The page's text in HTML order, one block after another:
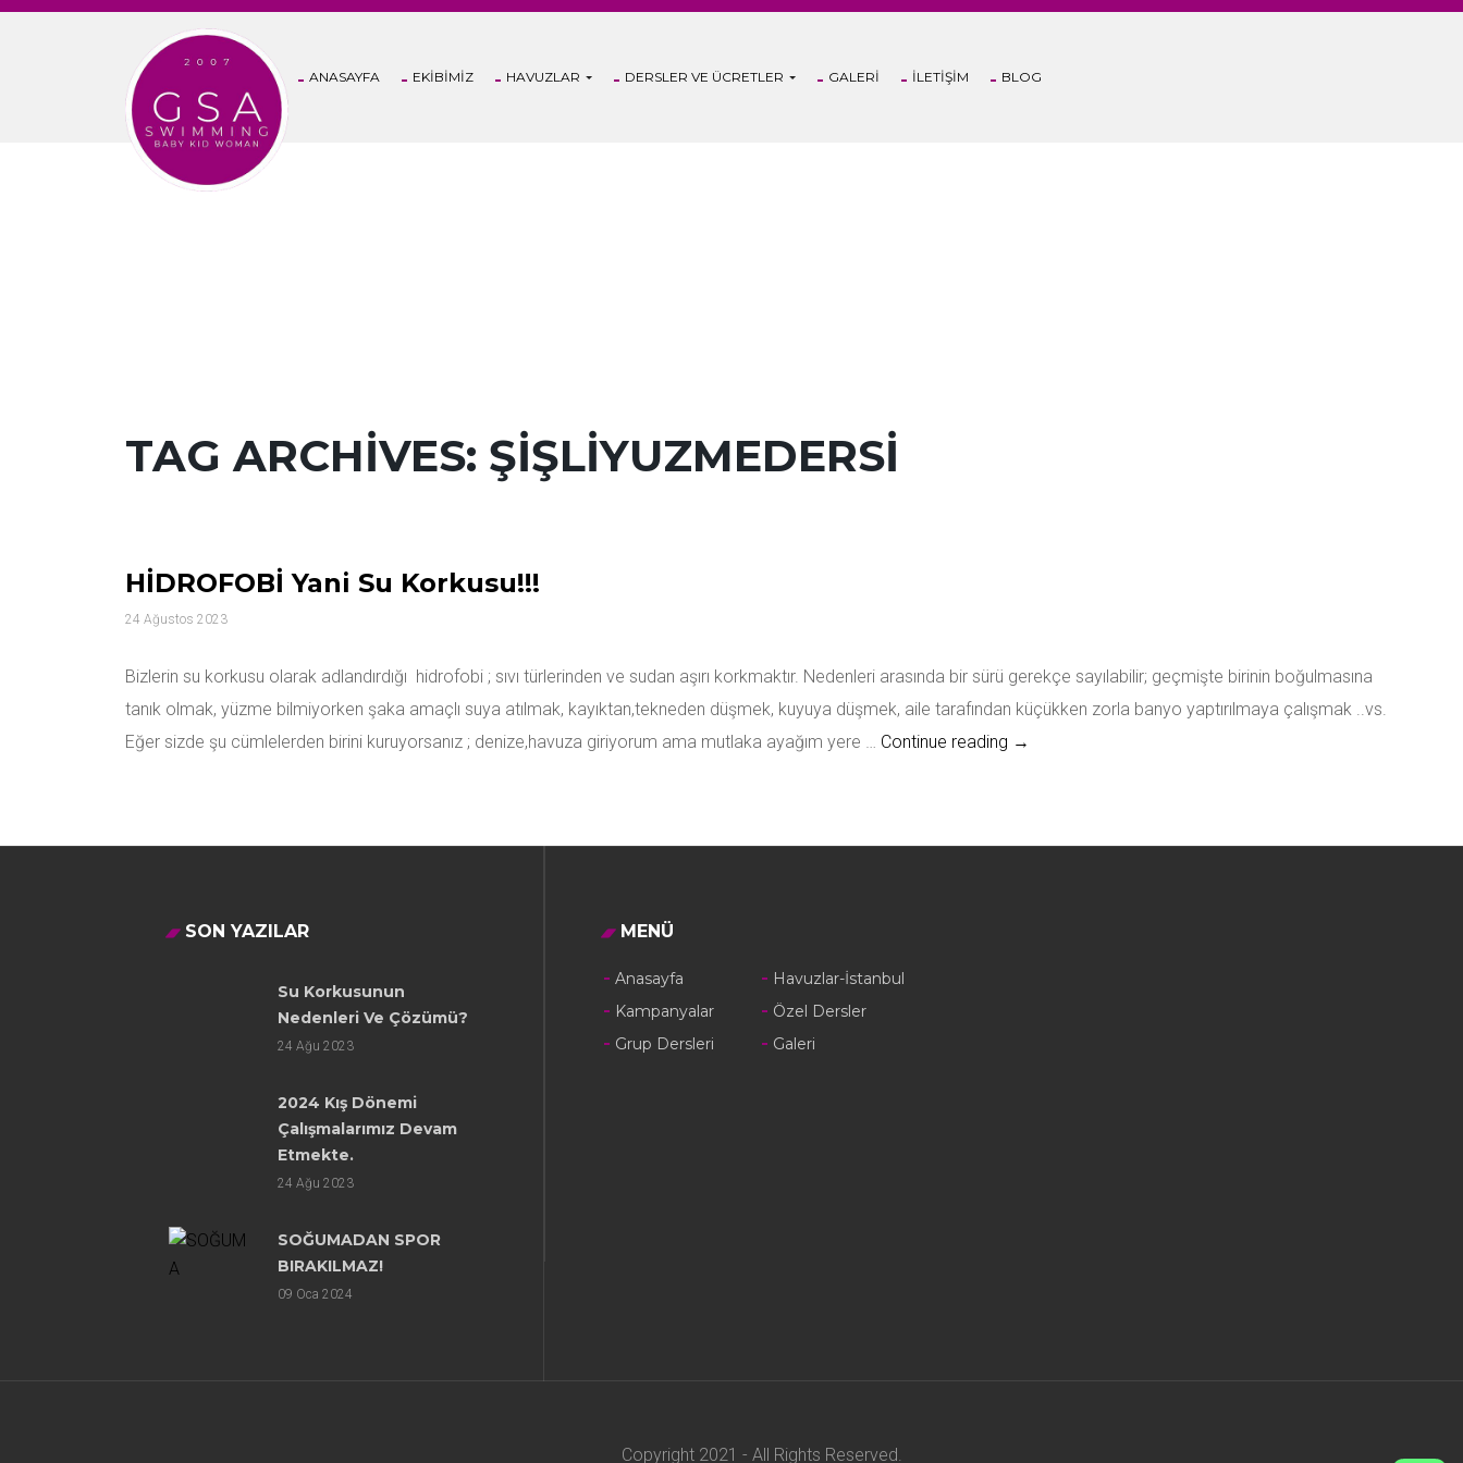
ANASAYFA EKİBİMİZ HAVUZLAR DERSLER VE ÜCRETLER GALERI İLETIŞIM BLOG
TAG ARCHIVES: ŞIŞLIYUZMEDERSI
HİDROFOBİ Yani Su Korkusu!!!
24 Ağustos 2023
Bizlerin su korkusu olarak adlandırdığı hidrofobi ; sıvı türlerinden ve sudan aşırı korkmaktır. Nedenleri arasında bir sürü gerekçe sayılabilir; geçmişte birinin boğulmasına
tanık olmak, yüzme bilmiyorken şaka amaçlı suya atılmak, kayıktan,tekneden düşmek, kuyuya düşmek, aile tarafından küçükken zorla banyo yaptırılmaya çalışmak ..vs.
Eğer sizde şu cümlelerden birini kuruyorsanız ; denize,havuza giriyorum ama mutlaka ayağım yere … Continue reading HİDROFOBİ yani su korkusu!!!
→
SON YAZILAR
Su Korkusunun
Nedenleri Ve Çözümü?
24 Ağu 2023
2024 Kış Dönemi
Çalışmalarımız Devam
Etmekte.
24 Ağu 2023
SOĞUMADAN SPOR
BIRAKILMAZ!
09 Oca 2024
MENÜ
Anasayfa
Havuzlar-İstanbul
Kampanyalar
Özel Dersler
Grup Dersleri
Galeri
Copyright 2021 - All Rights Reserved.